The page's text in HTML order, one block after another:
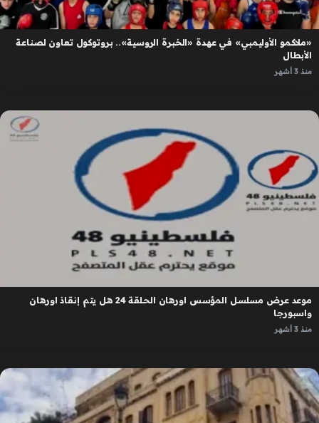
«ملاكمو الأوليمبي» في عهدة «الخبرة الروسية».. بروتوكول تعاون لصناعة
الأبطال
منذ 3 أشهر
موعد عرض مسلسل المؤسس اورهان الحلقة 24 هل يتم إنقاذ اورهان
واسبورجا
منذ 3 أشهر